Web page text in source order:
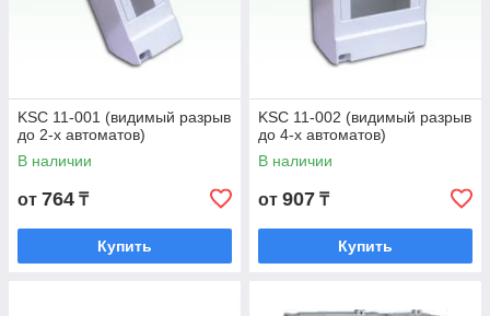
KSC 11-001 (видимый разрыв
до 2-х автоматов)
В наличии
от 764 ₸
Купить
KSC 11-002 (видимый разрыв
до 4-х автоматов)
В наличии
от 907 ₸
Купить